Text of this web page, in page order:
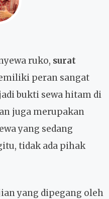
ruko, surat
peran sangat
bukti sewa hitam di
juga merupakan
yang sedang
tidak ada pihak
yang dipegang oleh